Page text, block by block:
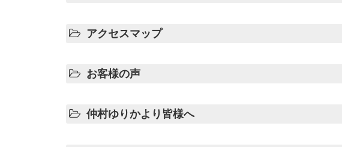
アクセスマップ
お客様の声
仲村ゆりかより皆様へ